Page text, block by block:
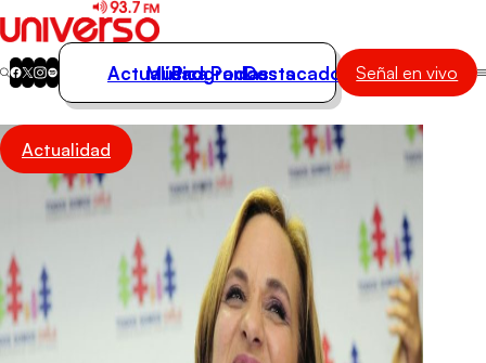
Actualidad
Música
Programas
Podcasts
Actualidad
Música
Programas
Podcasts
Destacados Señal en vivo
Actualidad